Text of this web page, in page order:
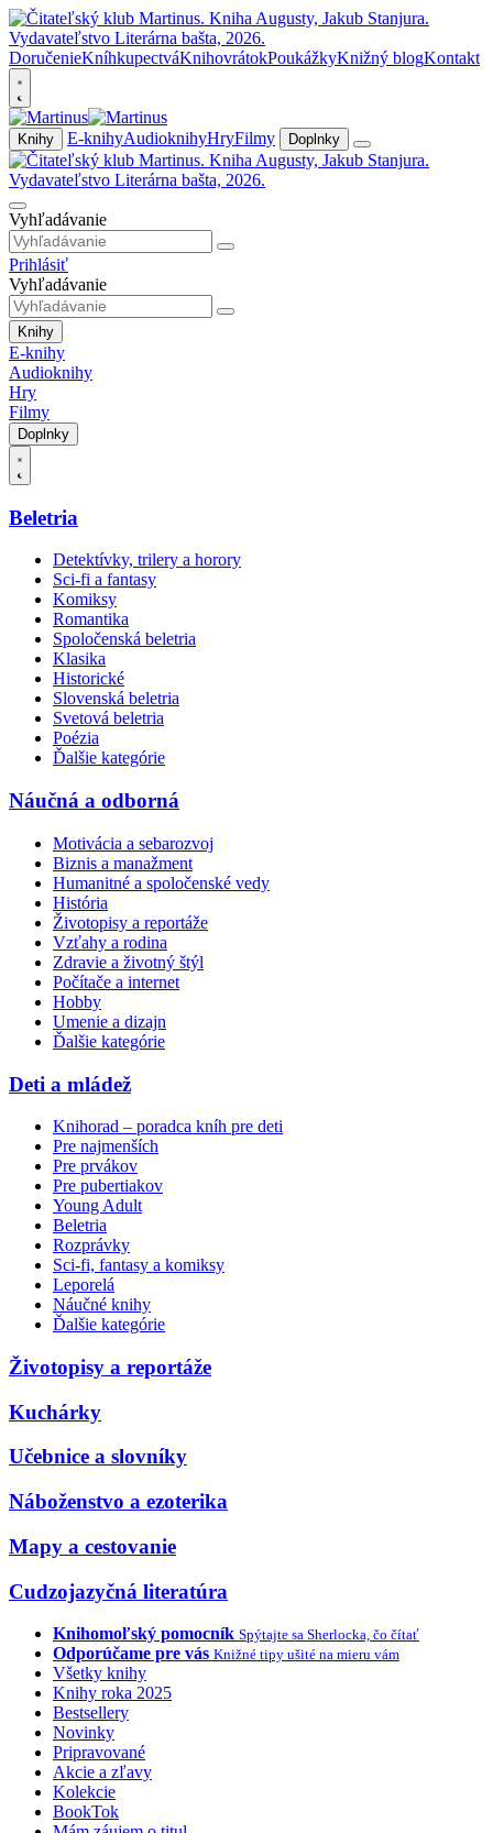
DoručenieKníhkupectváKnihovrátokPoukážkyKnižný blogKontakt
Knihy E-knihyAudioknihyHryFilmy Doplnky
Vyhľadávanie
Prihlásiť
Vyhľadávanie
Knihy
E-knihy
Audioknihy
Hry
Filmy
Doplnky
Beletria
Detektívky, trilery a horory
Sci-fi a fantasy
Komiksy
Romantika
Spoločenská beletria
Klasika
Historické
Slovenská beletria
Svetová beletria
Poézia
Ďalšie kategórie
Náučná a odborná
Motivácia a sebarozvoj
Biznis a manažment
Humanitné a spoločenské vedy
História
Životopisy a reportáže
Vzťahy a rodina
Zdravie a životný štýl
Počítače a internet
Hobby
Umenie a dizajn
Ďalšie kategórie
Deti a mládež
Knihorad – poradca kníh pre deti
Pre najmenších
Pre prvákov
Pre pubertiakov
Young Adult
Beletria
Rozprávky
Sci-fi, fantasy a komiksy
Leporelá
Náučné knihy
Ďalšie kategórie
Životopisy a reportáže
Kuchárky
Učebnice a slovníky
Náboženstvo a ezoterika
Mapy a cestovanie
Cudzojazyčná literatúra
Knihomoľský pomocník Spýtajte sa Sherlocka, čo čítať
Odporúčame pre vás Knižné tipy ušité na mieru vám
Všetky knihy
Knihy roka 2025
Bestsellery
Novinky
Pripravované
Akcie a zľavy
Kolekcie
BookTok